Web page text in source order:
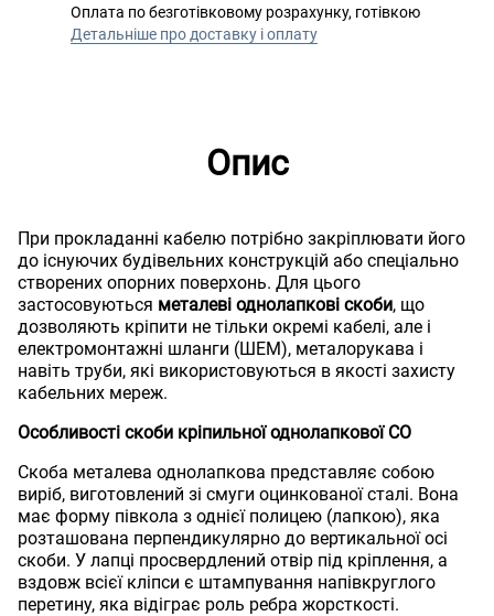
Оплата по безготівковому розрахунку, готівкою
Детальніше про доставку і оплату
Опис
При прокладанні кабелю потрібно закріплювати його
до існуючих будівельних конструкцій або спеціально
створених опорних поверхонь. Для цього
застосовуються металеві однолапкові скоби, що
дозволяють кріпити не тільки окремі кабелі, але і
електромонтажні шланги (ШЕМ), металорукава і
навіть труби, які використовуються в якості захисту
кабельних мереж.
Особливості скоби кріпильної однолапкової СО
Скоба металева однолапкова представляє собою
виріб, виготовлений зі смуги оцинкованої сталі. Вона
має форму півкола з однієї полицею (лапкою), яка
розташована перпендикулярно до вертикальної осі
скоби. У лапці просвердлений отвір під кріплення, а
вздовж всієї кліпси є штампування напівкруглого
перетину, яка відіграє роль ребра жорсткості.